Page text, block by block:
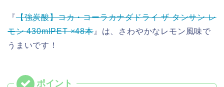
『【強炭酸】コカ・コーラカナダドライ ザ タンサン レ
モン 430mlPET ×48本』は、さわやかなレモン風味で
うまいです！